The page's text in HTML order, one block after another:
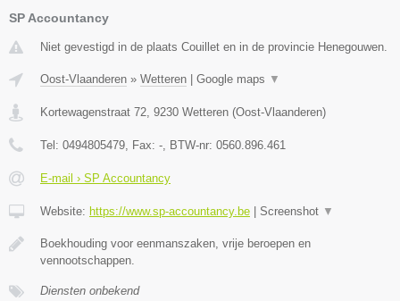
SP Accountancy
Niet gevestigd in de plaats Couillet en in de provincie Henegouwen.
Oost-Vlaanderen » Wetteren Google maps ▼
Kortewagenstraat 72 9230 Wetteren (Oost-Vlaanderen)
Tel: 0494805479 , Fax: - , BTW-nr: 0560.896.461
E-mail › SP Accountancy
Website: https://www.sp-accountancy.be Screenshot ▼
Boekhouding voor eenmanszaken, vrije beroepen en
vennootschappen.
Diensten onbekend